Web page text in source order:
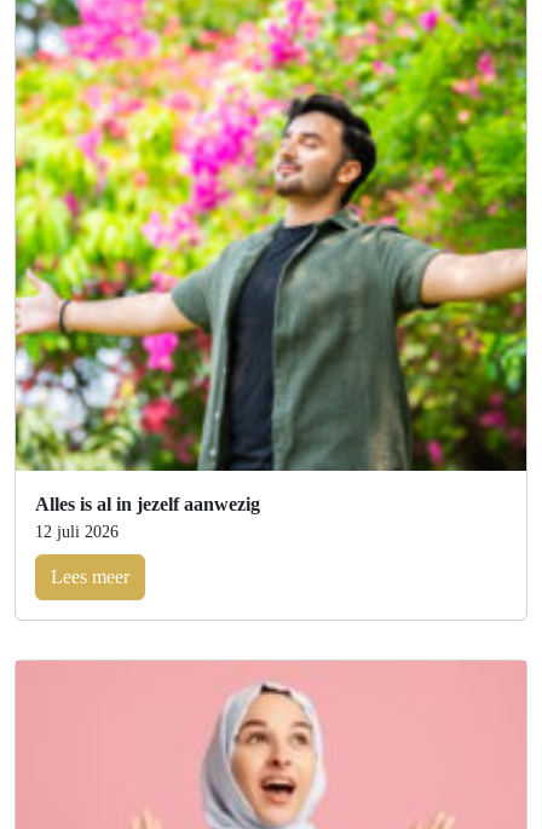
Alles is al in jezelf aanwezig
12 juli 2026
Lees meer